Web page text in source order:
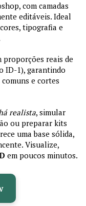
com camadas
editáveis. Ideal
tipografia e
proporções reais de
ID-1), garantindo
e cortes
realista, simular
ou preparar kits
uma base sólida,
Visualize,
em poucos minutos.